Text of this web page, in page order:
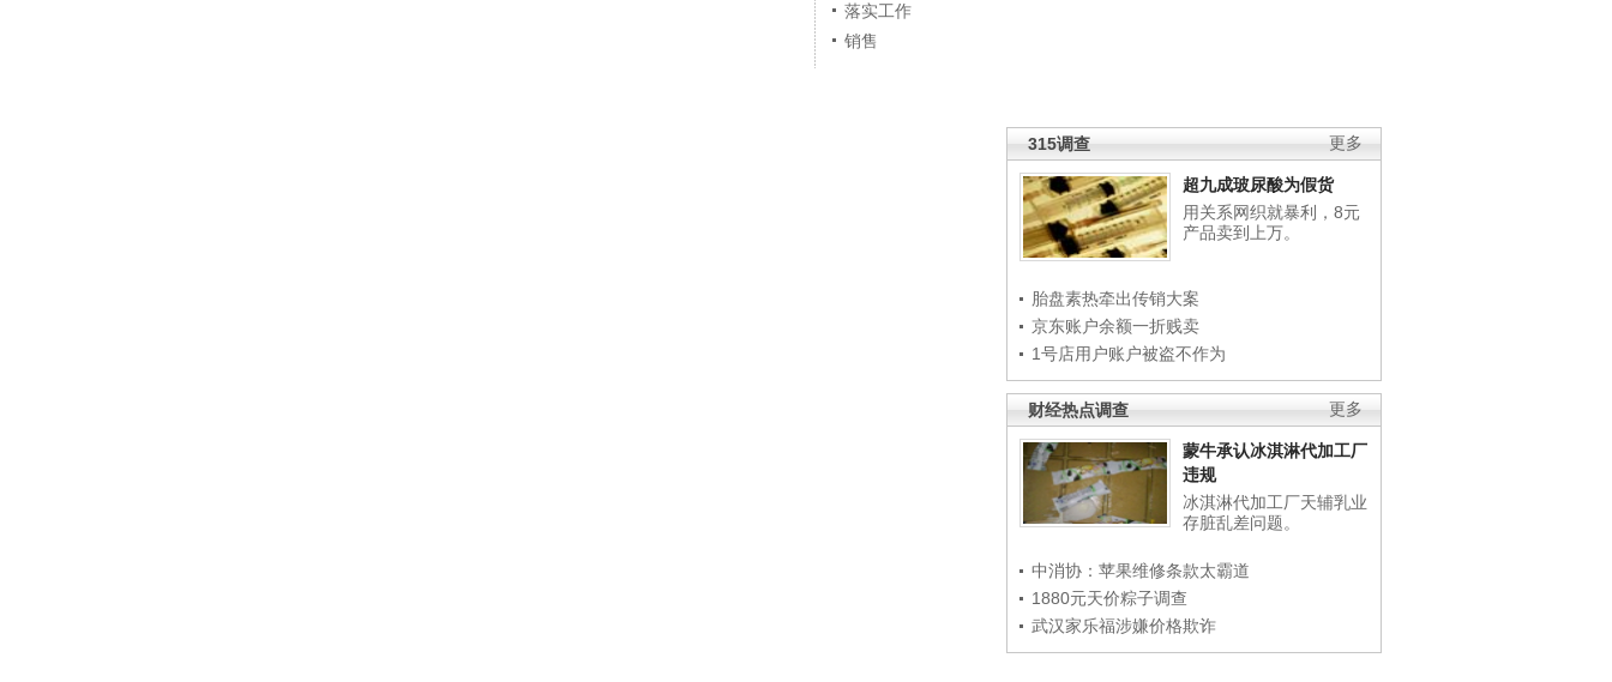
更多
315调查
超九成玻尿酸为假货
用关系网织就暴利，8元
产品卖到上万。
胎盘素热牵出传销大案
京东账户余额一折贱卖
1号店用户账户被盗不作为
更多
财经热点调查
蒙牛承认冰淇淋代加工厂
违规
冰淇淋代加工厂天辅乳业
存脏乱差问题。
中消协：苹果维修条款太霸道
1880元天价粽子调查
武汉家乐福涉嫌价格欺诈
落实工作
销售